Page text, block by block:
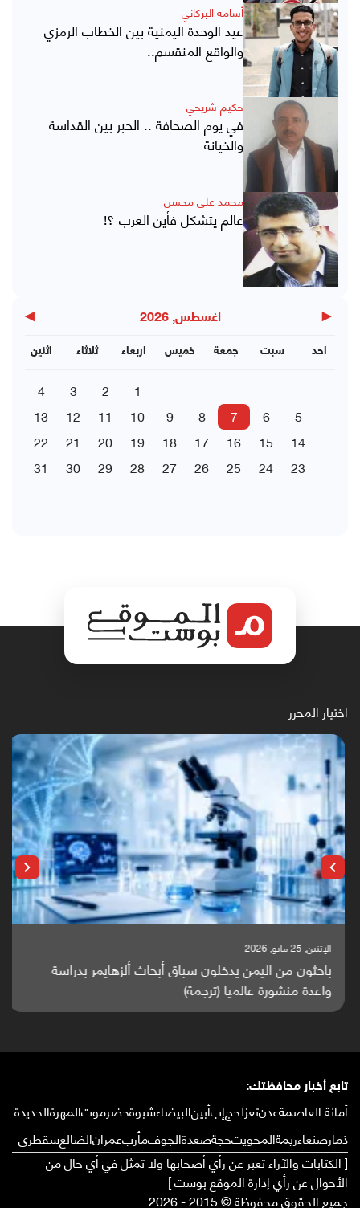
أسامة البركاني
عيد الوحدة اليمنية بين الخطاب الرمزي
والواقع المنقسم..
حكيم شريحي
في يوم الصحافة .. الحبر بين القداسة
والخيانة
محمد علي محسن
عالم يتشكل فأين العرب ؟!
◀ اغسطس, 2026 ▶
اثنين ثلاثاء اربعاء خميس جمعة سبت احد
1
2
3
4
5
6
7
8
9
10
11
12
13
14
15
16
17
18
19
20
21
22
23
24
25
26
27
28
29
30
31
اختيار المحرر
الإثنين, 25 مايو, 2026
باحثون من اليمن يدخلون سباق أبحاث ألزهايمر بدراسة
واعدة منشورة عالميا (ترجمة)
تابع أخبار محافظتك:
أمانة العاصمةعدنتعزلحجإبأبينالبيضاءشبوةحضرموتالمهرةالحديدة
ذمارصنعاءريمةالمحويتحجةصعدةالجوفمأربعمرانالضالعسقطرى
[ الكتابات والآراء تعبر عن رأي أصحابها ولا تمثل في أي حال من
الأحوال عن رأي إدارة الموقع بوست ]
جميع الحقوق محفوظة © 2015 - 2026